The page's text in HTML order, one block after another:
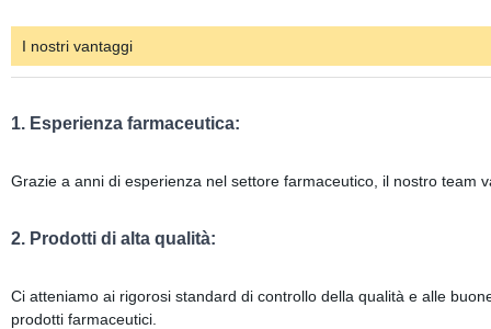
I nostri vantaggi
1. Esperienza farmaceutica:
Grazie a anni di esperienza nel settore farmaceutico, il nostro team
2. Prodotti di alta qualità:
Ci atteniamo ai rigorosi standard di controllo della qualità e alle
prodotti farmaceutici.